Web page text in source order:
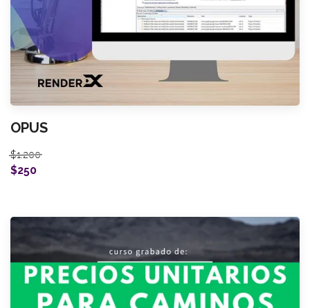
OPUS
$1.200
$250